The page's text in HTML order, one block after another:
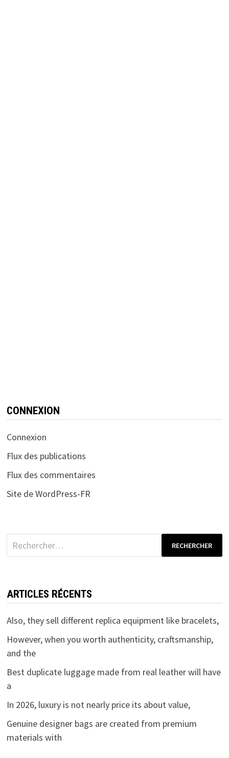
CONNEXION
Connexion
Flux des publications
Flux des commentaires
Site de WordPress-FR
Rechercher :
ARTICLES RÉCENTS
Also, they sell different replica equipment like bracelets,
However, when you worth authenticity, craftsmanship,
and the
Best duplicate luggage made from real leather will have
a
In 2026, luxury is not nearly price its about value,
Genuine designer bags are created from premium
materials with